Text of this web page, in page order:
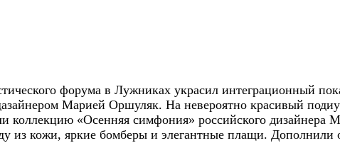
форума в Лужниках украсил интеграционный
Марией Оршуляк. На невероятно красивый
коллекцию «Осенняя симфония» российского
кожи, яркие бомберы и элегантные плащи. Дополнили